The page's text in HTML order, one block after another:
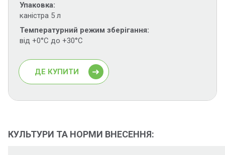
Упаковка
каністра 5 л
Температурний режим зберігання
від +0°С до +30°С
ДЕ КУПИТИ
КУЛЬТУРИ ТА НОРМИ ВНЕСЕННЯ: